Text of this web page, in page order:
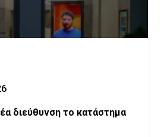
διεύθυνση το κατάστημα